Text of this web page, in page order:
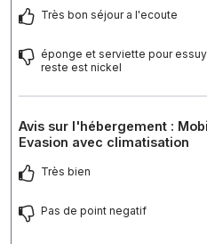
Très bon séjour a l'ecoute
éponge et serviette pour
reste est nickel
Avis sur l'hébergement :
Evasion avec climatisation
Très bien
Pas de point negatif